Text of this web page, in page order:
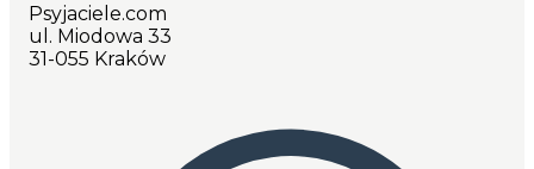
Psyjaciele.com
ul. Miodowa 33
31-055 Kraków